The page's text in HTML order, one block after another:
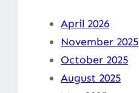
April 2026
November 2025
October 2025
August 2025